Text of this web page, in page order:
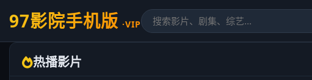
97影院手机版 ·VIP
热播影片